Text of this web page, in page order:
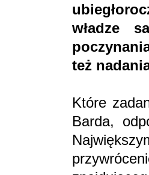
władze
też
Które
Barda,